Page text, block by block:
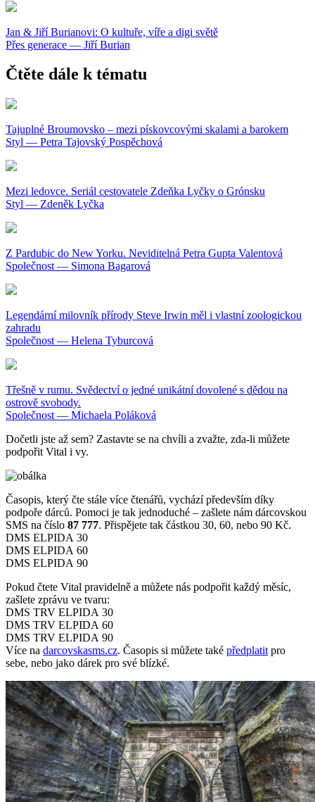
Jan & Jiří Burianovi: O kultuře, víře a digi světě
Přes generace — Jiří Burian
Čtěte dále k tématu
Tajuplné Broumovsko – mezi pískovcovými skalami a barokem
Styl — Petra Tajovský Pospěchová
Mezi ledovce. Seriál cestovatele Zdeňka Lyčky o Grónsku
Styl — Zdeněk Lyčka
Z Pardubic do New Yorku. Neviditelná Petra Gupta Valentová
Společnost — Simona Bagarová
Legendární milovník přírody Steve Irwin měl i vlastní zoologickou
zahradu
Společnost — Helena Tyburcová
Třešně v rumu. Svědectví o jedné unikátní dovolené s dědou na
ostrově svobody.
Společnost — Michaela Poláková
Dočetli jste až sem? Zastavte se na chvíli a zvažte, zda-li můžete
podpořit Vital i vy.
Časopis, který čte stále více čtenářů, vychází především díky
podpoře dárců. Pomoci je tak jednoduché – zašlete nám dárcovskou
SMS na číslo 87 777. Přispějete tak částkou 30, 60, nebo 90 Kč.
DMS ELPIDA 30
DMS ELPIDA 60
DMS ELPIDA 90
Pokud čtete Vital pravidelně a můžete nás podpořit každý měsíc,
zašlete zprávu ve tvaru:
DMS TRV ELPIDA 30
DMS TRV ELPIDA 60
DMS TRV ELPIDA 90
Více na darcovskasms.cz. Časopis si můžete také předplatit pro
sebe, nebo jako dárek pro své blízké.